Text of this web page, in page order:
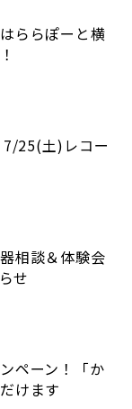
ららぽーと横
25(土)レコー
相談＆体験会
せ
ペーン！「か
けます